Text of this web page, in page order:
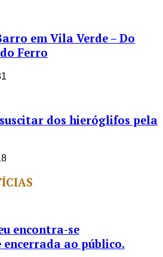
em Vila Verde – Do
Ferro
dos hieróglifos pela
encontra-se
ao público.